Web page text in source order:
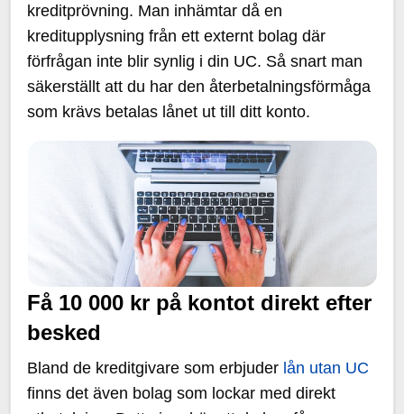
kreditprövning. Man inhämtar då en
kreditupplysning från ett externt bolag där
förfrågan inte blir synlig i din UC. Så snart man
säkerställt att du har den återbetalningsförmåga
som krävs betalas lånet ut till ditt konto.
Få 10 000 kr på kontot direkt efter
besked
Bland de kreditgivare som erbjuder lån utan UC
finns det även bolag som lockar med direkt